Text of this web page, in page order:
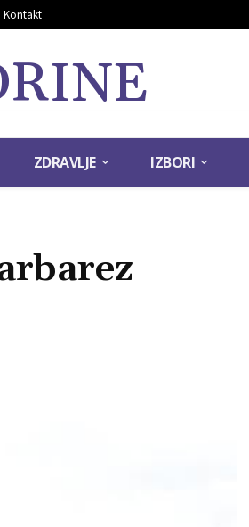
Kontakt
ZDRAVLJE IZBORI